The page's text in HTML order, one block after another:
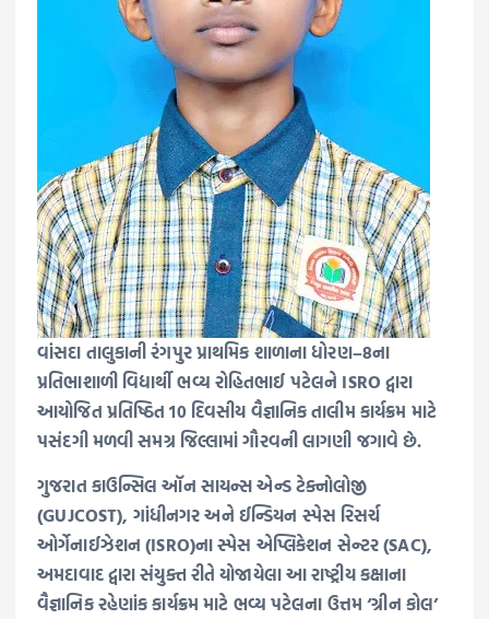
વાંસદા તાલુકાની રંગપુર પ્રાથમિક શાળાના ધોરણ–8ના
પ્રતિભાશાળી વિદ્યાર્થી ભવ્ય રોહિતભાઈ પટેલને ISRO દ્વારા
આયોજિત પ્રતિષ્ઠિત 10 દિવસીય વૈજ્ઞાનિક તાલીમ કાર્યક્રમ માટે
પસંદગી મળવી સમગ્ર જિલ્લામાં ગૌરવની લાગણી જગાવે છે.
ગુજરાત કાઉન્સિલ ઑન સાયન્સ એન્ડ ટેક્નોલોજી
(GUJCOST), ગાંધીનગર અને ઈન્ડિયન સ્પેસ રિસર્ચ
ઓર્ગેનાઈઝેશન (ISRO)ના સ્પેસ એપ્લિકેશન સેન્ટર (SAC),
અમદાવાદ દ્વારા સંયુક્ત રીતે યોજાયેલા આ રાષ્ટ્રીય કક્ષાના
વૈજ્ઞાનિક રહેણાંક કાર્યક્રમ માટે ભવ્ય પટેલના ઉત્તમ ‘ગ્રીન કોલ’